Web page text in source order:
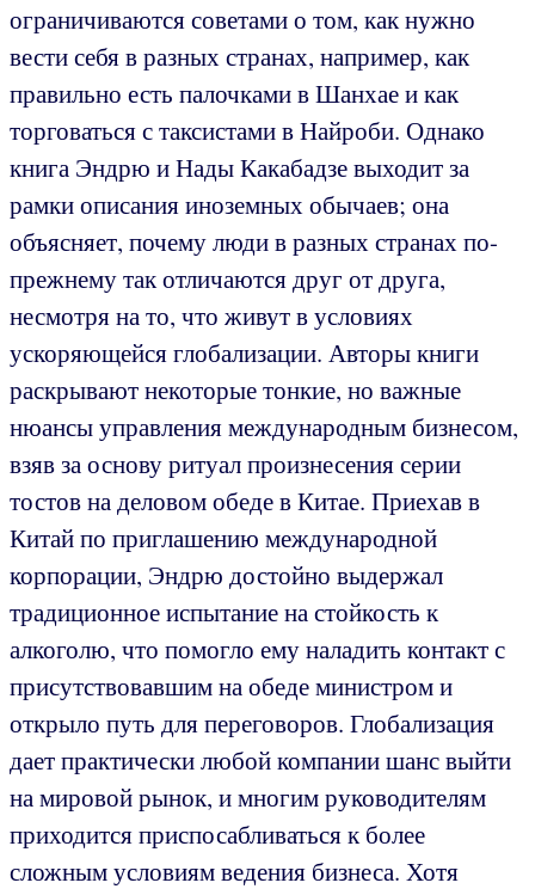
ограничиваются советами о том, как нужно
вести себя в разных странах, например, как
правильно есть палочками в Шанхае и как
торговаться с таксистами в Найроби. Однако
книга Эндрю и Нады Какабадзе выходит за
рамки описания иноземных обычаев; она
объясняет, почему люди в разных странах по-
прежнему так отличаются друг от друга,
несмотря на то, что живут в условиях
ускоряющейся глобализации. Авторы книги
раскрывают некоторые тонкие, но важные
нюансы управления международным бизнесом,
взяв за основу ритуал произнесения серии
тостов на деловом обеде в Китае. Приехав в
Китай по приглашению международной
корпорации, Эндрю достойно выдержал
традиционное испытание на стойкость к
алкоголю, что помогло ему наладить контакт с
присутствовавшим на обеде министром и
открыло путь для переговоров. Глобализация
дает практически любой компании шанс выйти
на мировой рынок, и многим руководителям
приходится приспосабливаться к более
сложным условиям ведения бизнеса. Хотя